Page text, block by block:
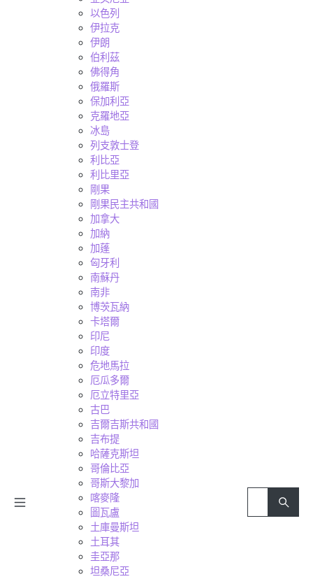
以色列
伊拉克
伊朗
伯利茲
佛得角
俄羅斯
保加利亞
克羅地亞
冰島
列支敦士登
利比亞
利比里亞
剛果
剛果民主共和國
加拿大
加納
加蓬
匈牙利
南蘇丹
南非
博茨瓦納
卡塔爾
印尼
印度
危地馬拉
厄瓜多爾
厄立特里亞
古巴
吉爾吉斯共和國
吉布提
哈薩克斯坦
哥倫比亞
哥斯大黎加
喀麥隆
圖瓦盧
土庫曼斯坦
土耳其
圭亞那
坦桑尼亞